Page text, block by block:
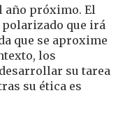
año próximo. El
que irá
que se aproxime
los
su tarea
su ética es